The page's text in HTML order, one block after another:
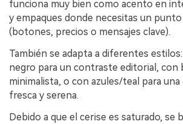
funciona muy bien como acento en
y empaques donde necesitas un
(botones, precios o mensajes clave).
También se adapta a diferentes
negro para un contraste editorial, con
minimalista, o con azules/teal para una
fresca y serena.
Debido a que el cerise es saturado, se